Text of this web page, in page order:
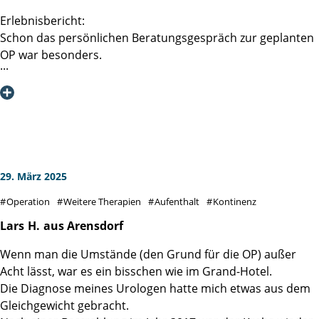
Erlebnisbericht:
Schon das persönlichen Beratungsgespräch zur geplanten
OP war besonders.
Frau Prof. Dr. D. Tilki wusste bestens, über meine im
Vorfeld eingereichten Befunde (Biopsie,
von mir präferierte Operationsmethode stehen. Das
vertrauensvoll, es wurde aber auch gescherzt und gelacht.
Herzlichen Dank hierfür.
Nach dieser Beratung blickte ich voll Zuversicht und mit
noch mehr Vertrauen auf die anstehende OP.
Damit war aber auch die Erwartungshaltung an den
29. März 2025
Operation Weitere Therapien Aufenthalt Kontinenz
Lars H. aus Arensdorf
Wenn man die Umstände (den Grund für die OP) außer
Acht lässt, war es ein bisschen wie im Grand-Hotel.
Die Diagnose meines Urologen hatte mich etwas aus dem
Gleichgewicht gebracht.